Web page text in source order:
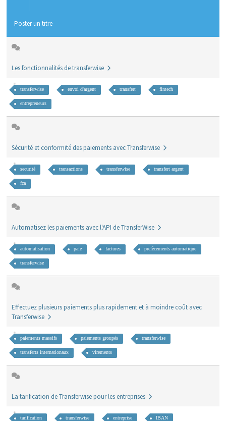
Poster un titre
Les fonctionnalités de transferwise
transferwise envoi d'argent transfert fintech
entrepreneurs
Sécurité et conformité des paiements avec Transferwise
securité transactions transferwise transfert argent
fca
Automatisez les paiements avec l'API de TransferWise
automatisation paie factures prelècements automatique
transferwise
Effectuez plusieurs paiements plus rapidement et à moindre coût avec
Transferwise
paiements massifs paiements groupés transferwise
transferts internationaux virements
La tarification de Transferwise pour les entreprises
tarification transferwise entreprise IBAN